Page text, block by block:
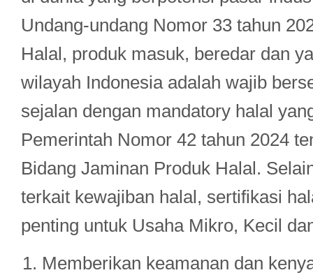
Undang-undang Nomor 33 tahun
Halal, produk masuk, beredar dan
wilayah Indonesia adalah wajib
sejalan dengan mandatory halal
Pemerintah Nomor 42 tahun 2024
Bidang Jaminan Produk Halal.
terkait kewajiban halal, sertifikasi
penting untuk Usaha Mikro, Kecil
Memberikan keamanan dan